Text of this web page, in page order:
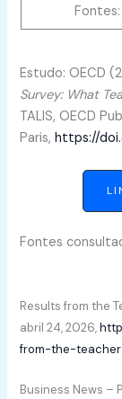
Estudo: OECD
Survey: What
TALIS, OECD
Paris,https://
Fontes
Results from the
abril 24, 2026,
from-the-
Business News –